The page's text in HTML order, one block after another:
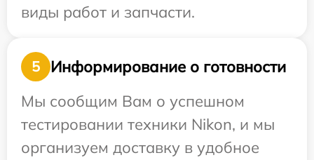
виды работ и запчасти.
5
Информирование о готовности
Мы сообщим Вам о успешном
тестировании техники Nikon, и мы
организуем доставку в удобное